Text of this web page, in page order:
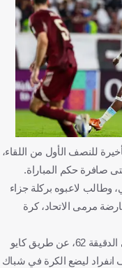
للنصف الأول من اللقاء،
صافرة حكم المباراة.
وطالب لاعبوه بركلة جزاء
مرمى الاتحاد، كرة
ونجح الوحدة أخيراً في تسجيل هدف التعادل في الدقيقة 62، عن طريق كايو
انفراد ليضع الكرة في شباك